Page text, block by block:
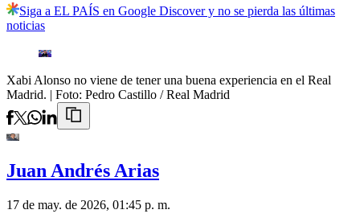
Siga a EL PAÍS en Google Discover y no se pierda las últimas
noticias
Xabi Alonso no viene de tener una buena experiencia en el Real
Madrid. | Foto: Pedro Castillo / Real Madrid
Juan Andrés Arias
17 de may. de 2026, 01:45 p. m.